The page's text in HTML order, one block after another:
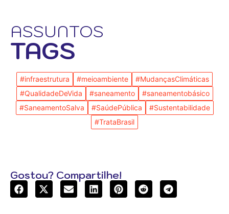
ASSUNTOS
TAGS
#infraestrutura #meioambiente
#MudançasClimáticas
#QualidadeDeVida
#saneamento
#saneamentobásico
#SaneamentoSalva
#SaúdePública
#Sustentabilidade
#TrataBrasil
Gostou? Compartilhe!